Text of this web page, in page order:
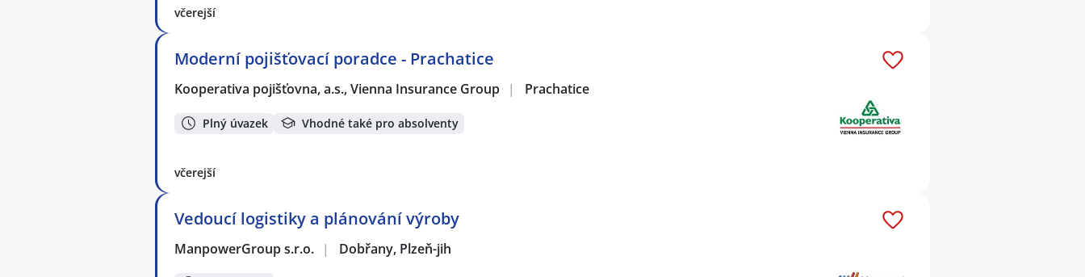
včerejší
Moderní pojišťovací poradce - Prachatice
Kooperativa pojišťovna, a.s., Vienna Insurance Group | Prachatice
Plný úvazek Vhodné také pro absolventy
včerejší
Vedoucí logistiky a plánování výroby
ManpowerGroup s.r.o. | Dobřany, Plzeň-jih